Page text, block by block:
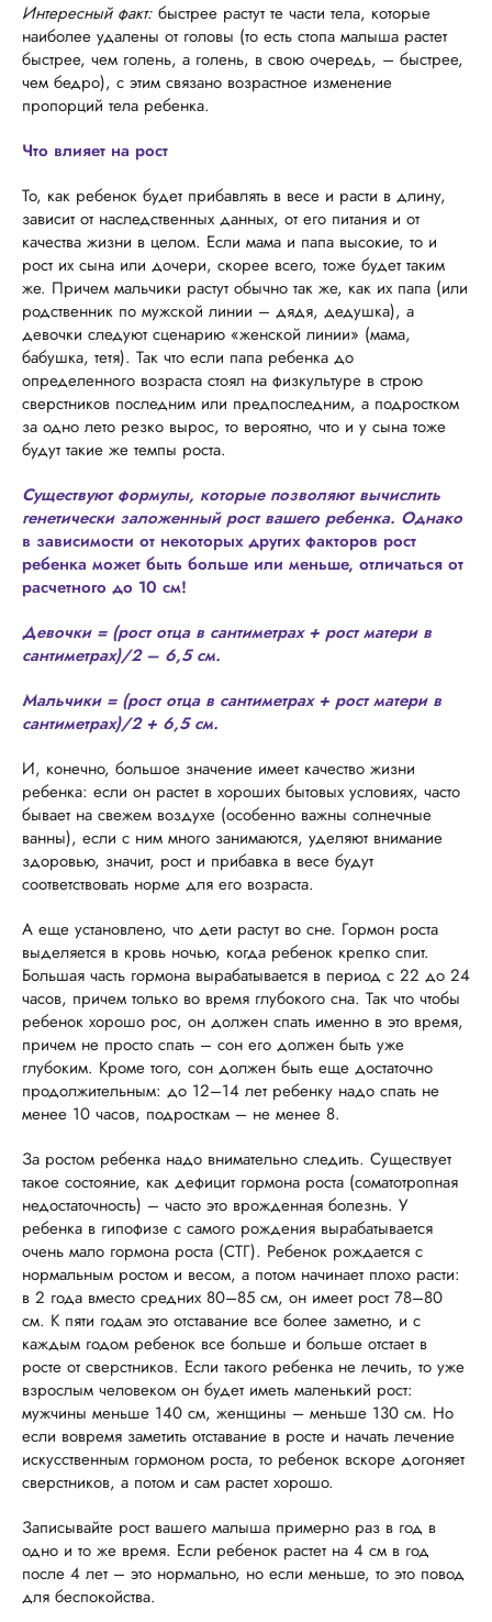
Интересный факт: быстрее растут те части тела, которые
наиболее удалены от головы (то есть стопа малыша растет
быстрее, чем голень, а голень, в свою очередь, – быстрее,
чем бедро), с этим связано возрастное изменение
пропорций тела ребенка.
Что влияет на рост
То, как ребенок будет прибавлять в весе и расти в длину,
зависит от наследственных данных, от его питания и от
качества жизни в целом. Если мама и папа высокие, то и
рост их сына или дочери, скорее всего, тоже будет таким
же. Причем мальчики растут обычно так же, как их папа (или
родственник по мужской линии – дядя, дедушка), а
девочки следуют сценарию «женской линии» (мама,
бабушка, тетя). Так что если папа ребенка до
определенного возраста стоял на физкультуре в строю
сверстников последним или предпоследним, а подростком
за одно лето резко вырос, то вероятно, что и у сына тоже
будут такие же темпы роста.
Существуют формулы, которые позволяют вычислить
генетически заложенный рост вашего ребенка. Однако
в зависимости от некоторых других факторов рост
ребенка может быть больше или меньше, отличаться от
расчетного до 10 см!
Девочки = (рост отца в сантиметрах + рост матери в
сантиметрах)/2 – 6,5 см.
Мальчики = (рост отца в сантиметрах + рост матери в
сантиметрах)/2 + 6,5 см.
И, конечно, большое значение имеет качество жизни
ребенка: если он растет в хороших бытовых условиях, часто
бывает на свежем воздухе (особенно важны солнечные
ванны), если с ним много занимаются, уделяют внимание
здоровью, значит, рост и прибавка в весе будут
соответствовать норме для его возраста.
А еще установлено, что дети растут во сне. Гормон роста
выделяется в кровь ночью, когда ребенок крепко спит.
Большая часть гормона вырабатывается в период с 22 до 24
часов, причем только во время глубокого сна. Так что чтобы
ребенок хорошо рос, он должен спать именно в это время,
причем не просто спать – сон его должен быть уже
глубоким. Кроме того, сон должен быть еще достаточно
продолжительным: до 12–14 лет ребенку надо спать не
менее 10 часов, подросткам – не менее 8.
За ростом ребенка надо внимательно следить. Существует
такое состояние, как дефицит гормона роста (соматотропная
недостаточность) – часто это врожденная болезнь. У
ребенка в гипофизе с самого рождения вырабатывается
очень мало гормона роста (СТГ). Ребенок рождается с
нормальным ростом и весом, а потом начинает плохо расти:
в 2 года вместо средних 80–85 см, он имеет рост 78–80
см. К пяти годам это отставание все более заметно, и с
каждым годом ребенок все больше и больше отстает в
росте от сверстников. Если такого ребенка не лечить, то уже
взрослым человеком он будет иметь маленький рост:
мужчины меньше 140 см, женщины – меньше 130 см. Но
если вовремя заметить отставание в росте и начать лечение
искусственным гормоном роста, то ребенок вскоре догоняет
сверстников, а потом и сам растет хорошо.
Записывайте рост вашего малыша примерно раз в год в
одно и то же время. Если ребенок растет на 4 см в год
после 4 лет – это нормально, но если меньше, то это повод
для беспокойства.